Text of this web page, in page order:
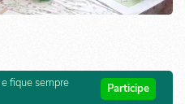
e fique sempre
Participe